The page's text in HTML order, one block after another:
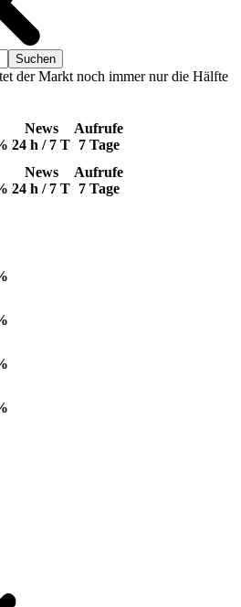
der Markt noch immer nur die Hälfte
News
24 h / 7 T
Aufrufe
7 Tage
News
24 h / 7 T
Aufrufe
7 Tage